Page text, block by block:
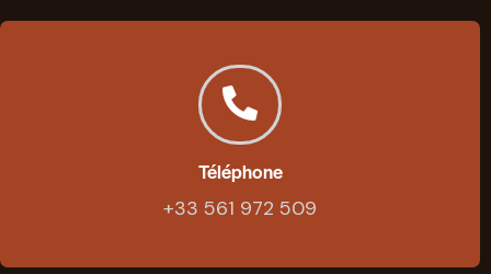
Téléphone
+33 561 972 509